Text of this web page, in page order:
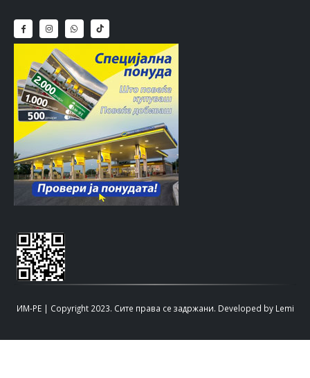
ИМ-РЕ | Copyright 2023. Сите права се задржани. Developed by Lemi